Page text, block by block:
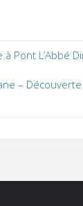
Pont L’Abbé
–